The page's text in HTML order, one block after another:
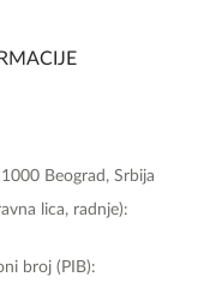
Beograd, Srbija
lica, radnje):
broj (PIB):
da
ali i za